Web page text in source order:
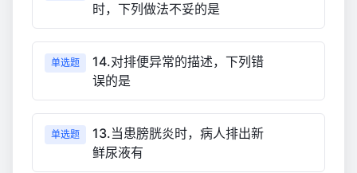
时，下列做法不妥的是
单选题
14.对排便异常的描述，下列错
误的是
单选题
13.当患膀胱炎时，病人排出新
鲜尿液有